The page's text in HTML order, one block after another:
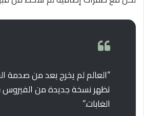
“العالم لم يخرج بعد من صدمة
تظهر نسخة جديدة من
الغابات.”